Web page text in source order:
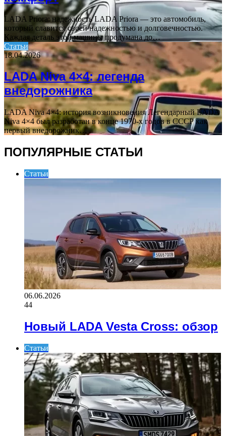
LADA Priora: надежность LADA Priora — это автомобиль,
который славится своей надежностью и долговечностью.
Каждая деталь этой машины продумана до…
Статьи
18.04.2026
LADA Niva 4×4: легенда
внедорожника
LADA Niva 4×4: история возникновения Легендарный LADA
Niva 4×4 был разработан в конце 1970-х годов в СССР как
первый внедорожник…
ПОПУЛЯРНЫЕ СТАТЬИ
Статьи
06.06.2026
44
Новый LADA Vesta Cross: обзор
Статьи